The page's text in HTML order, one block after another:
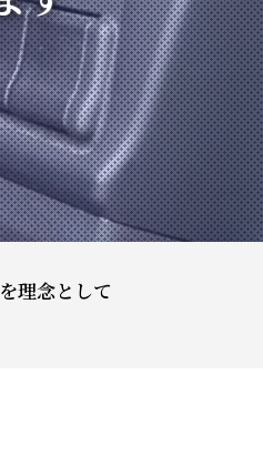
を理念として